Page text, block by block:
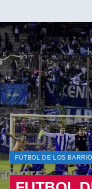
FÚTBOL DE LOS